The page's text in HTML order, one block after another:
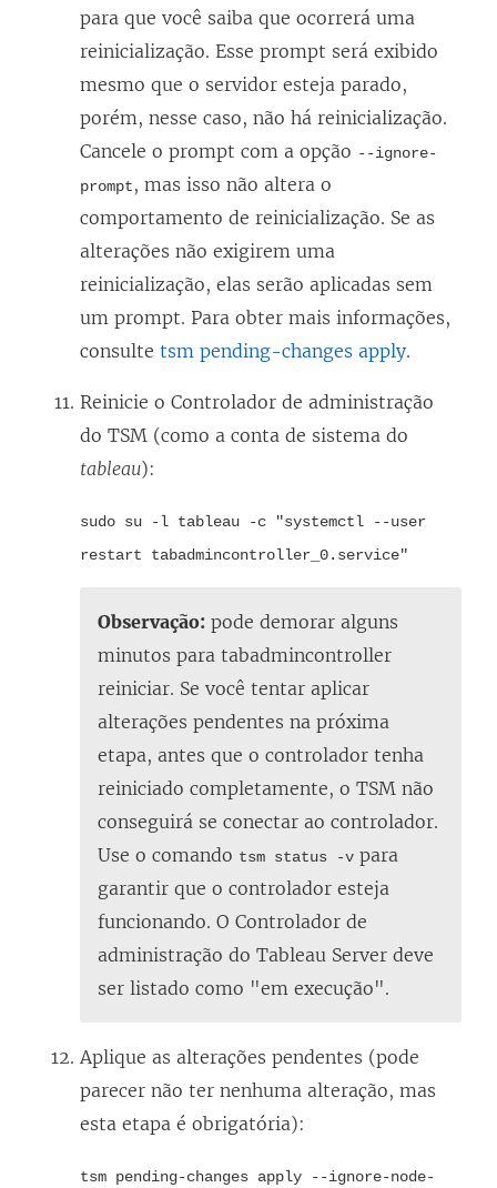
para que você saiba que ocorrerá uma
reinicialização. Esse prompt será exibido
mesmo que o servidor esteja parado,
porém, nesse caso, não há reinicialização.
Cancele o prompt com a opção --ignore-
prompt, mas isso não altera o
comportamento de reinicialização. Se as
alterações não exigirem uma
reinicialização, elas serão aplicadas sem
um prompt. Para obter mais informações,
consulte tsm pending-changes apply.
Reinicie o Controlador de administração
do TSM (como a conta de sistema do
tableau):
sudo su -l tableau -c "systemctl --user
restart tabadmincontroller_0.service"
Observação: pode demorar alguns
minutos para tabadmincontroller
reiniciar. Se você tentar aplicar
alterações pendentes na próxima
etapa, antes que o controlador tenha
reiniciado completamente, o TSM não
conseguirá se conectar ao controlador.
Use o comando tsm status -v para
garantir que o controlador esteja
funcionando. O Controlador de
administração do Tableau Server deve
ser listado como "em execução".
Aplique as alterações pendentes (pode
parecer não ter nenhuma alteração, mas
esta etapa é obrigatória):
tsm pending-changes apply --ignore-node-